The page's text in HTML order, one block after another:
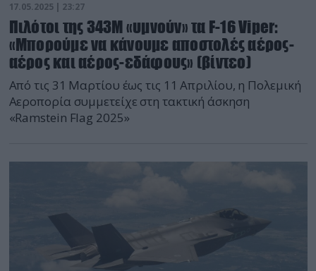
17.05.2025 | 23:27
Πιλότοι της 343Μ «υμνούν» τα F-16 Viper:
«Μπορούμε να κάνουμε αποστολές αέρος-
αέρος και αέρος-εδάφους» (βίντεο)
Από τις 31 Μαρτίου έως τις 11 Απριλίου, η Πολεμική
Αεροπορία συμμετείχε στη τακτική άσκηση
«Ramstein Flag 2025»